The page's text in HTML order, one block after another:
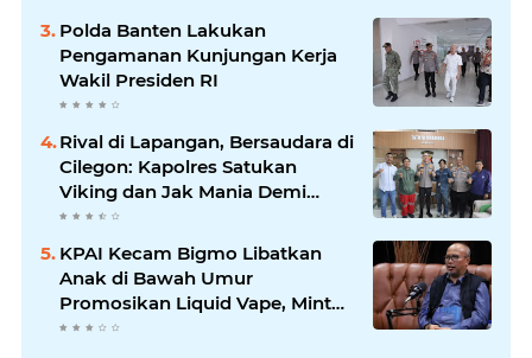
Polda Banten Lakukan
Pengamanan Kunjungan Kerja
Wakil Presiden RI
Rival di Lapangan, Bersaudara di
Cilegon: Kapolres Satukan
Viking dan Jak Mania Demi
Nobar Damai Piala Presiden
KPAI Kecam Bigmo Libatkan
Anak di Bawah Umur
Promosikan Liquid Vape, Minta
Aparat Bertindak Tegas